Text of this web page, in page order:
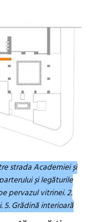
strada Academiei și
și legăturile
pervazul vitrinei. 2.
5. Grădină interioară